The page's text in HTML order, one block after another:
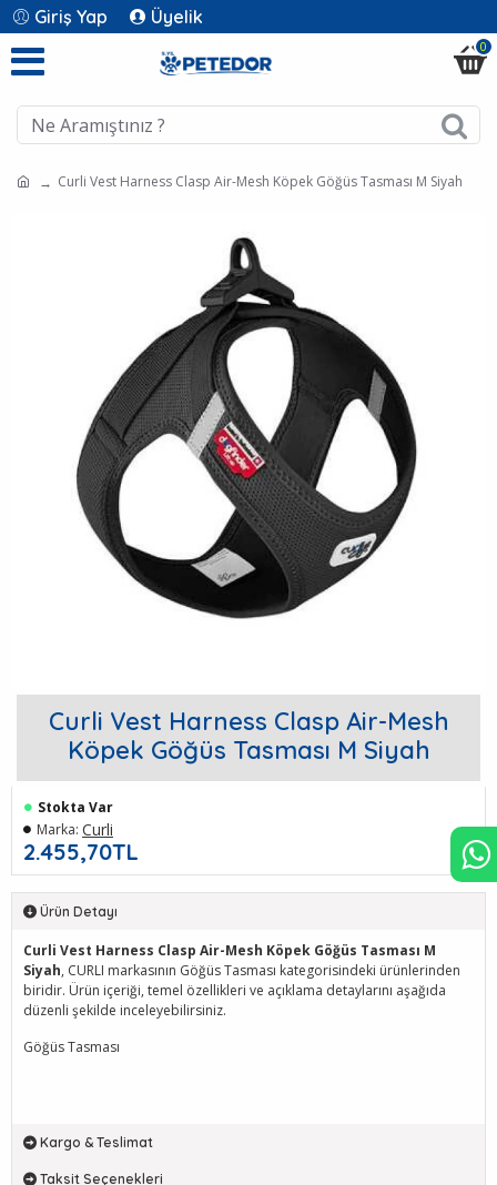
Giriş Yap Üyelik
0
Curli Vest Harness Clasp Air-Mesh Köpek Göğüs Tasması M Siyah
Curli Vest Harness Clasp Air-Mesh
Köpek Göğüs Tasması M Siyah
2.455,70TL
Stokta Var
Marka: Curli
Ürün Detayı
Curli Vest Harness Clasp Air-Mesh Köpek Göğüs Tasması M
Siyah, CURLI markasının Göğüs Tasması kategorisindeki ürünlerinden
biridir. Ürün içeriği, temel özellikleri ve açıklama detaylarını aşağıda
düzenli şekilde inceleyebilirsiniz.
Göğüs Tasması
Kargo & Teslimat
Taksit Seçenekleri